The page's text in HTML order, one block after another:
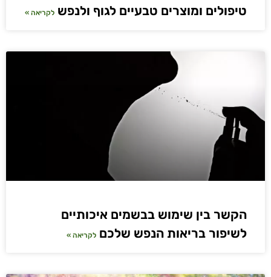
טיפולים ומוצרים טבעיים לגוף ולנפש לקריאה »
הקשר בין שימוש בבשמים איכותיים
לשיפור בריאות הנפש שלכם לקריאה »